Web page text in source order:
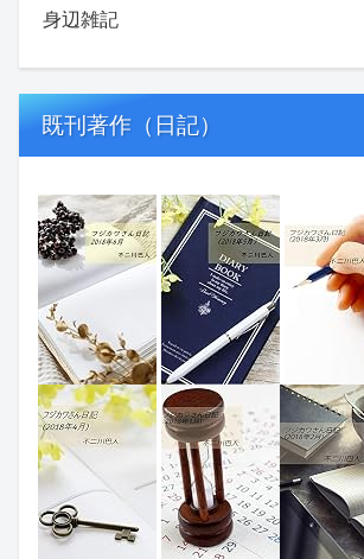
身辺雑記
既刊著作（日記）